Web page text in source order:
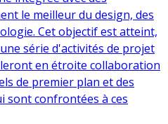
le meilleur du design, des
Cet objectif est atteint,
série d'activités de projet
en étroite collaboration
de premier plan et des
sont confrontées à ces